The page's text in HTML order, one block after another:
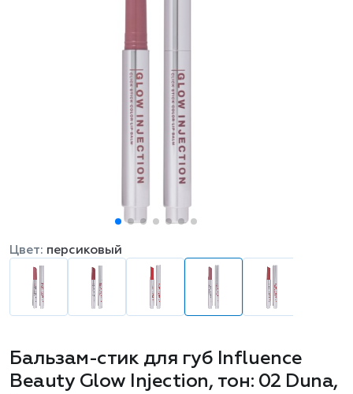
Бальзам-стик для губ Influence
Beauty Glow Injection, тон: 02 Duna,
Цвет: персиковый